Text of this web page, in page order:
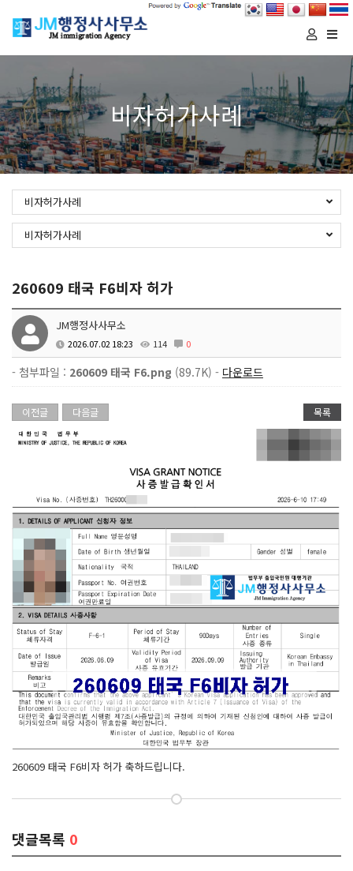
비자허가사례
비자허가사례
비자허가사례
260609 태국 F6비자 허가
JM행정사사무소
2026.07.02 18:23 114 0
- 첨부파일 : 260609 태국 F6.png (89.7K) - 다운로드
이전글 다음글 목록
260609 태국 F6비자 허가 축하드립니다.
댓글목록 0